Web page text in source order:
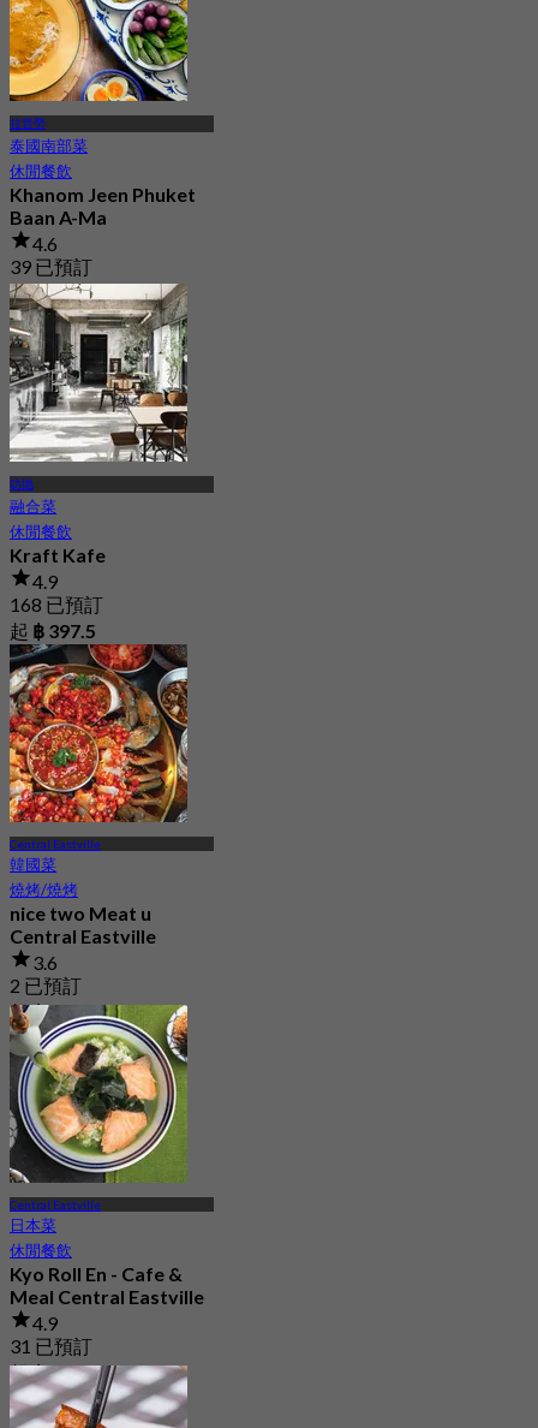
拉普勞
泰國南部菜
休閒餐飲
Khanom Jeen Phuket
Baan A-Ma
4.6
39 已預訂
起฿ 212.5
叻抛
融合菜
休閒餐飲
Kraft Kafe
4.9
168 已預訂
起 ฿ 397.5
Central Eastville
韓國菜
燒烤/燒烤
nice two Meat u
Central Eastville
3.6
2 已預訂
起฿ 845
Central Eastville
日本菜
休閒餐飲
Kyo Roll En - Cafe &
Meal Central Eastville
4.9
31 已預訂
起฿ 330